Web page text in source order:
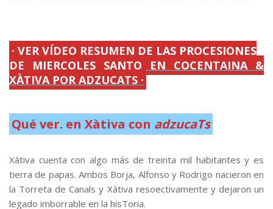
· VER VÍDEO RESUMEN DE LAS PROCESIONES
DE MIERCOLES SANTO EN COCENTAINA &
XÀTIVA POR ADZUCATS ·
Qué ver. en Xàtiva con adzucaTs
.
Xàtiva cuenta con algo más de treinta mil habitantes y es
tierra de papas. Ambos Borja, Alfonso y Rodrigo nacieron en
la Torreta de Canals y Xàtiva resoectivamente y dejaron un
legado imborrable en la hisToria.